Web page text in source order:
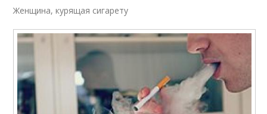
Женщина, курящая сигарету